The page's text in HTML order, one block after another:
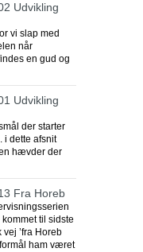
Udvikling
vi slap med
når
en gud og
Udvikling
der starter
i dette afsnit
hævder der
Fra Horeb
kommet til sidste
’fra Horeb
ham været